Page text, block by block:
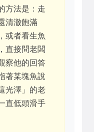
方法是：走
清澈飽滿
或者看生魚
直接問老闆
察他的回答
著某塊魚說
光澤」的老
直低頭滑手